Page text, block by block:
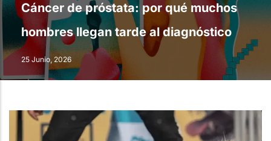
Cáncer de próstata: por qué muchos
hombres llegan tarde al diagnóstico
25 Junio, 2026